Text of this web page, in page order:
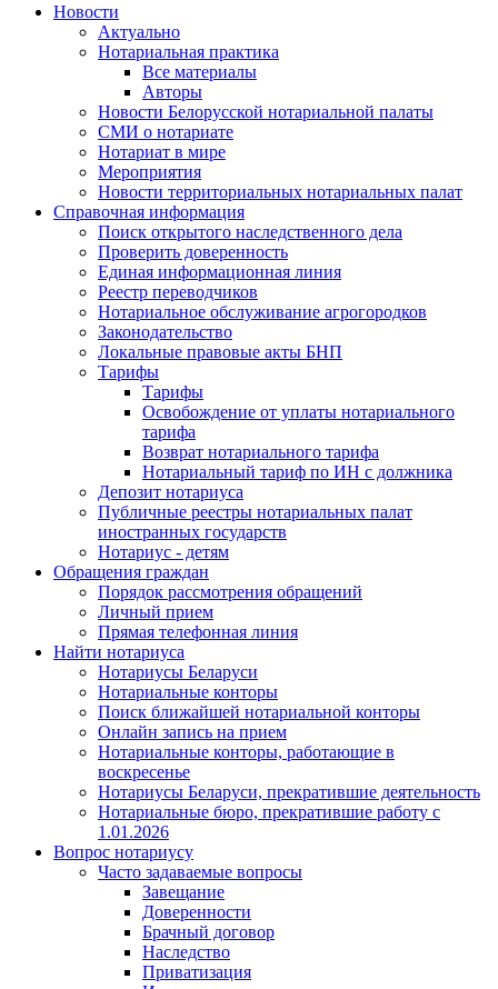
Новости
Актуально
Нотариальная практика
Все материалы
Авторы
Новости Белорусской нотариальной палаты
СМИ о нотариате
Нотариат в мире
Мероприятия
Новости территориальных нотариальных палат
Справочная информация
Поиск открытого наследственного дела
Проверить доверенность
Единая информационная линия
Реестр переводчиков
Нотариальное обслуживание агрогородков
Законодательство
Локальные правовые акты БНП
Тарифы
Тарифы
Освобождение от уплаты нотариального
тарифа
Возврат нотариального тарифа
Нотариальный тариф по ИН с должника
Депозит нотариуса
Публичные реестры нотариальных палат
иностранных государств
Нотариус - детям
Обращения граждан
Порядок рассмотрения обращений
Личный прием
Прямая телефонная линия
Найти нотариуса
Нотариусы Беларуси
Нотариальные конторы
Поиск ближайшей нотариальной конторы
Онлайн запись на прием
Нотариальные конторы, работающие в
воскресенье
Нотариусы Беларуси, прекратившие деятельность
Нотариальные бюро, прекратившие работу с
1.01.2026
Вопрос нотариусу
Часто задаваемые вопросы
Завещание
Доверенности
Брачный договор
Наследство
Приватизация